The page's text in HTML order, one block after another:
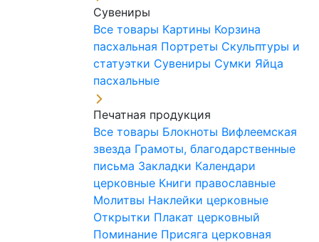
Сувениры
Все товары Картины Корзина
пасхальная Портреты Скульптуры и
статуэтки Сувениры Сумки Яйца
пасхальные
Печатная продукция
Все товары Блокноты Вифлеемская
звезда Грамоты, благодарственные
письма Закладки Календари
церковные Книги православные
Молитвы Наклейки церковные
Открытки Плакат церковный
Поминание Присяга церковная